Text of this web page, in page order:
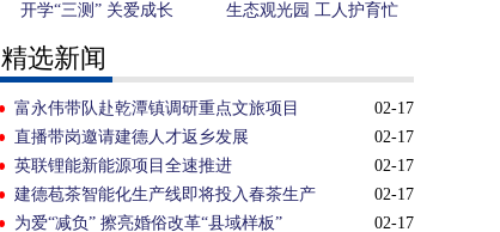
开学“三测” 关爱成长 生态观光园 工人护育忙
精选新闻
02-17
富永伟带队赴乾潭镇调研重点文旅项目
02-17
直播带岗邀请建德人才返乡发展
02-17
英联锂能新能源项目全速推进
02-17
建德苞茶智能化生产线即将投入春茶生产
02-17
为爱“减负” 擦亮婚俗改革“县域样板”